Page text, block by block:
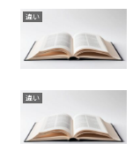
違い
違い